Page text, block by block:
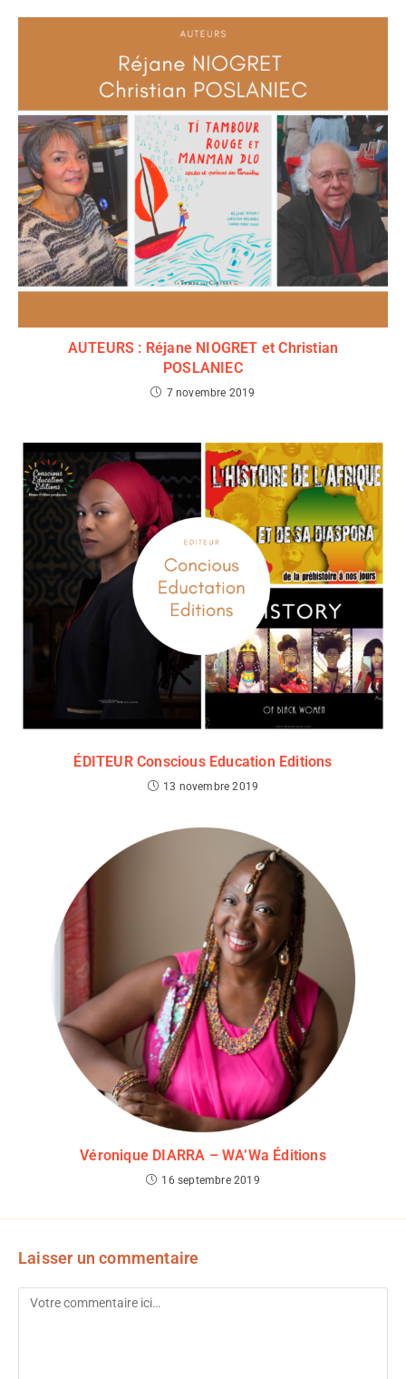
AUTEURS : Réjane NIOGRET et Christian
POSLANIEC
7 novembre 2019
ÉDITEUR Conscious Education Editions
13 novembre 2019
Véronique DIARRA – WA’Wa Éditions
16 septembre 2019
Laisser un commentaire